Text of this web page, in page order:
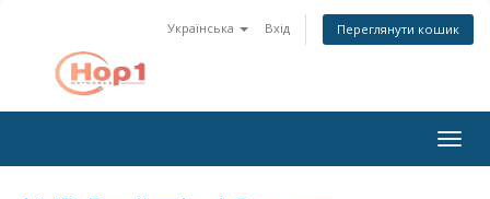
Українська Вхід Переглянути кошик